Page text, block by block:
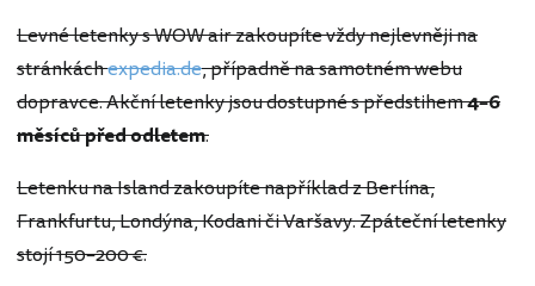
Levné letenky s WOW air zakoupíte vždy nejlevněji na
stránkáchexpedia.de, případně na samotném webu
dopravce. Akční letenky jsou dostupné s předstihem4–6
měsíců před odletem.
Letenku na Island zakoupíte například z Berlína,
Frankfurtu, Londýna, Kodani či Varšavy. Zpáteční letenky
stojí 150–200 €.